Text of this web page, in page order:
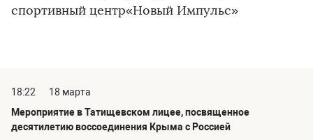
спортивный центр«Новый Импульс»
18:22
18 марта
Мероприятие в Татищевском лицее, посвященное
десятилетию воссоединения Крыма с Россией